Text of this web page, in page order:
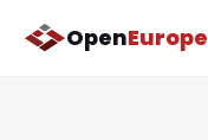
OpenEurope